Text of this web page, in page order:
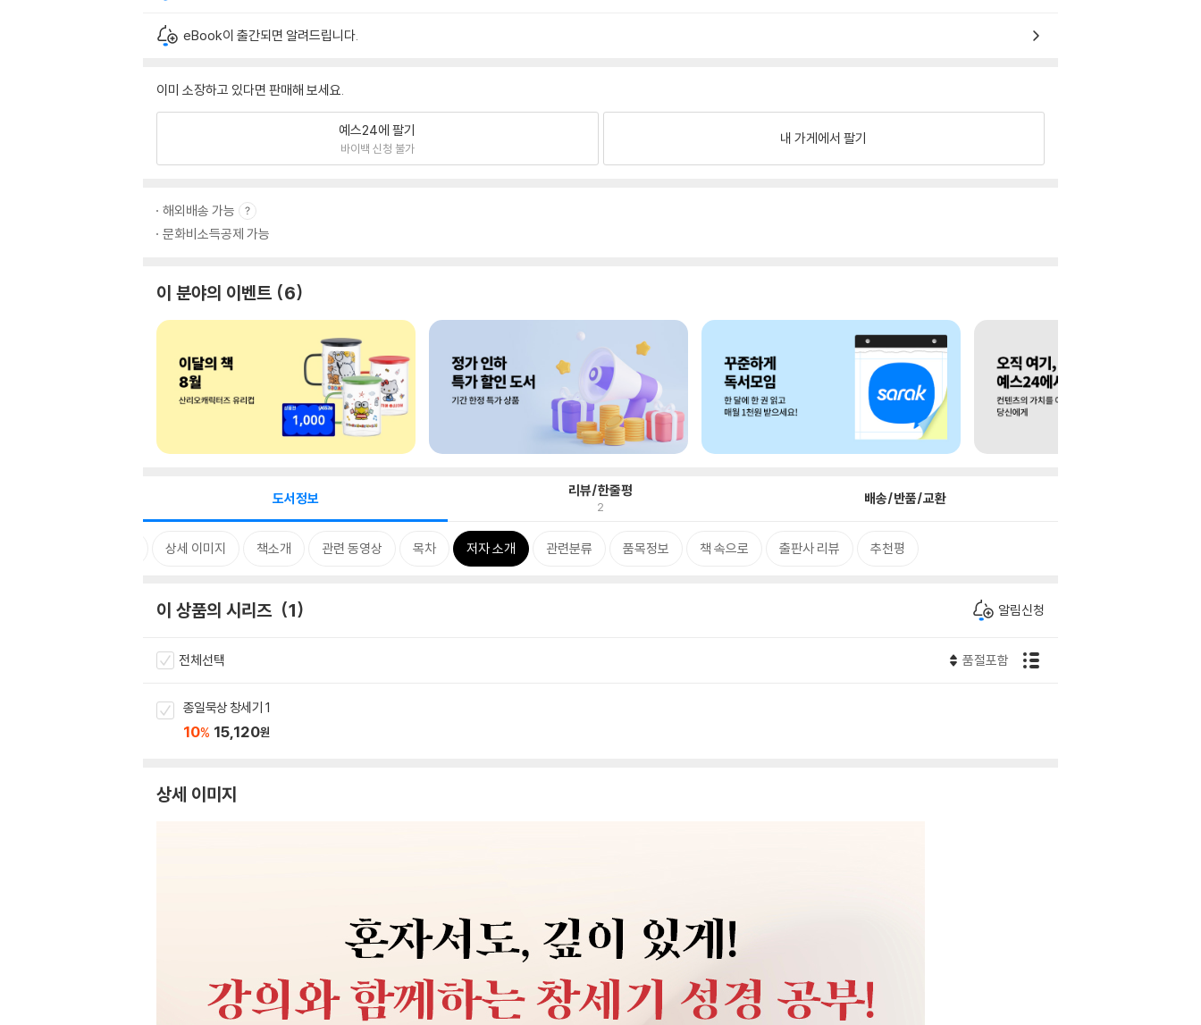
eBook이 출간되면 알려드립니다.
이미 소장하고 있다면 판매해 보세요.
예스24에 팔기
바이백 신청 불가
내 가게에서 팔기
해외배송 가능
문화비소득공제 가능
이 분야의 이벤트 6
도서정보 리뷰/한줄평
2 배송/반품/교환
상세 이미지 책소개 관련 동영상 목차 저자 소개 관련분류 품목정보 책 속으로 출판사 리뷰 추천평
이 상품의 시리즈 1 알림신청
전체선택 품절포함
종일묵상 창세기 1
10% 15,120원
상세 이미지